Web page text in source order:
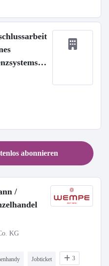
abonnieren
/
KG
Jobticket 3